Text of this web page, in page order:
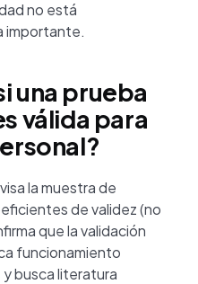
no está
importante.
una prueba
válida para
la muestra de
de validez (no
que la validación
funcionamiento
busca literatura